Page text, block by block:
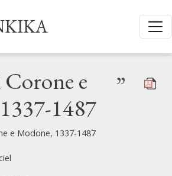
e
1487
”
e Modone, 1337-1487